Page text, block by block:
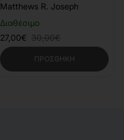
Διαθέσιμο
Matthews R. Joseph
27,00€ 30,00€
ΠΡΟΣΘΉΚΗ